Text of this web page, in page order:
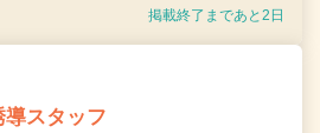
掲載終了まであと2日
スタッフ